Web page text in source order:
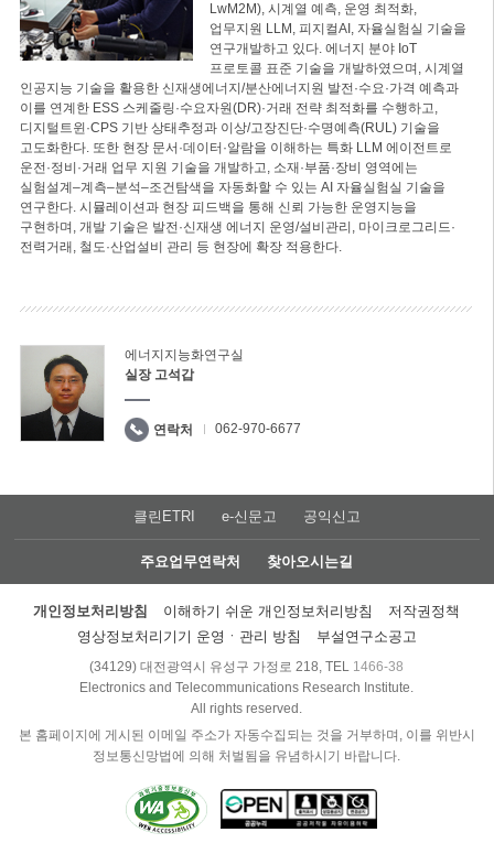
LwM2M), 시계열 예측, 운영 최적화,
업무지원 LLM, 피지컬AI, 자율실험실 기술을
연구개발하고 있다. 에너지 분야 IoT
프로토콜 표준 기술을 개발하였으며, 시계열
인공지능 기술을 활용한 신재생에너지/분산에너지원 발전·수요·가격 예측과
이를 연계한 ESS 스케줄링·수요자원(DR)·거래 전략 최적화를 수행하고,
디지털트윈·CPS 기반 상태추정과 이상/고장진단·수명예측(RUL) 기술을
고도화한다. 또한 현장 문서·데이터·알람을 이해하는 특화 LLM 에이전트로
운전·정비·거래 업무 지원 기술을 개발하고, 소재·부품·장비 영역에는
실험설계–계측–분석–조건탐색을 자동화할 수 있는 AI 자율실험실 기술을
연구한다. 시뮬레이션과 현장 피드백을 통해 신뢰 가능한 운영지능을
구현하며, 개발 기술은 발전·신재생 에너지 운영/설비관리, 마이크로그리드·
전력거래, 철도·산업설비 관리 등 현장에 확장 적용한다.
에너지지능화연구실
실장 고석갑
연락처 062-970-6677
클린ETRI e-신문고 공익신고
주요업무연락처 찾아오시는길
개인정보처리방침 이해하기 쉬운 개인정보처리방침
저작권정책
영상정보처리기기 운영ㆍ관리 방침
부설연구소공고
(34129) 대전광역시 유성구 가정로 218, TEL 1466-38
Electronics and Telecommunications Research Institute.
All rights reserved.
본 홈페이지에 게시된 이메일 주소가 자동수집되는 것을 거부하며, 이를 위반시
정보통신망법에 의해 처벌됨을 유념하시기 바랍니다.